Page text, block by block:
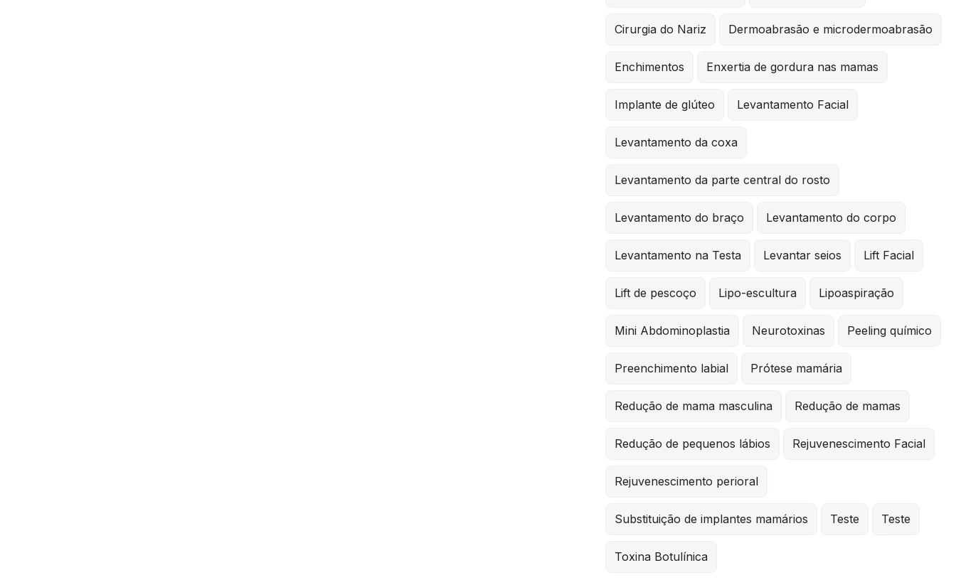
Cirurgia do Nariz Dermoabrasão e microdermoabrasão
Enchimentos Enxertia de gordura nas mamas
Implante de glúteo Levantamento Facial
Levantamento da coxa
Levantamento da parte central do rosto
Levantamento do braço Levantamento do corpo
Levantamento na Testa Levantar seios Lift Facial
Lift de pescoço Lipo-escultura Lipoaspiração
Mini Abdominoplastia Neurotoxinas Peeling químico
Preenchimento labial Prótese mamária
Redução de mama masculina Redução de mamas
Redução de pequenos lábios Rejuvenescimento Facial
Rejuvenescimento perioral
Substituição de implantes mamários Teste Teste
Toxina Botulínica